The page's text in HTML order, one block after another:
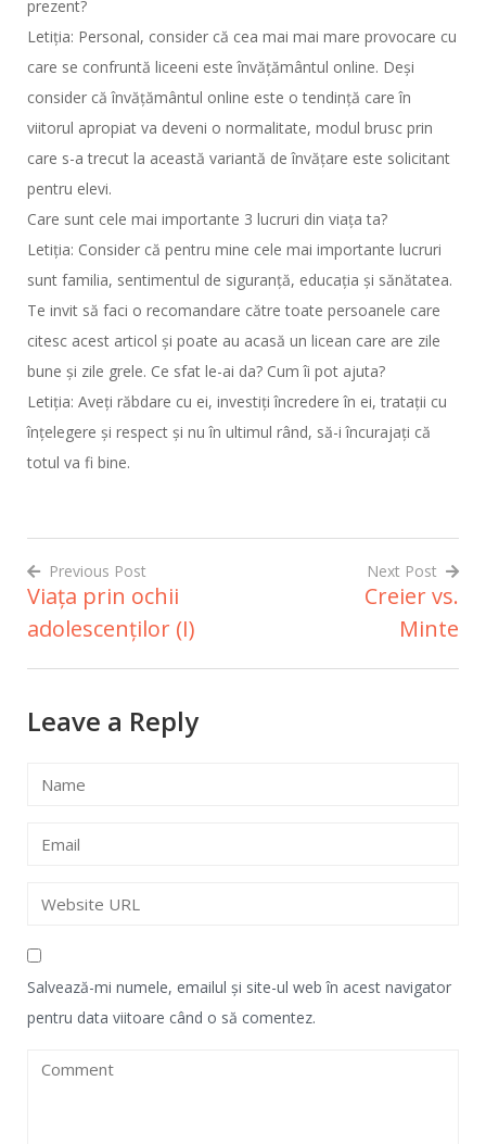
prezent?
Letiția: Personal, consider că cea mai mai mare provocare cu
care se confruntă liceeni este învățământul online. Deși
consider că învățământul online este o tendință care în
viitorul apropiat va deveni o normalitate, modul brusc prin
care s-a trecut la această variantă de învățare este solicitant
pentru elevi.
Care sunt cele mai importante 3 lucruri din viața ta?
Letiția: Consider că pentru mine cele mai importante lucruri
sunt familia, sentimentul de siguranță, educația și sănătatea.
Te invit să faci o recomandare către toate persoanele care
citesc acest articol și poate au acasă un licean care are zile
bune și zile grele. Ce sfat le-ai da? Cum îi pot ajuta?
Letiția: Aveți răbdare cu ei, investiți încredere în ei, tratații cu
înțelegere și respect și nu în ultimul rând, să-i încurajați că
totul va fi bine.
Navigare
în
Previous Post
Viața prin ochii
adolescenților (I)
Next Post
Creier vs.
Minte
Leave a Reply
Salvează-mi numele, emailul și site-ul web în acest navigator
pentru data viitoare când o să comentez.